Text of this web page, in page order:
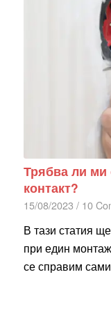
Трябва ли ми
контакт?
15/08/2023 / 10
В тази статия
при един
се справим